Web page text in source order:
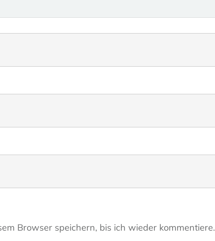
Browser speichern, bis ich wieder kommentiere.